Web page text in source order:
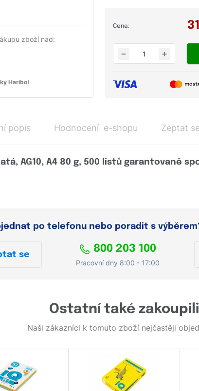
zboží nad:
Haribo!
Cena:
AG10, A4 80 g, 500 listů garantovaně
po telefonu nebo poradit s
se
800 203 100
Pracovní dny 8:00 - 17:00
popis Hodnocení e-shopu Zeptat
Ostatní také zakoupili
Naši zákazníci k tomuto zboží nejčastěji